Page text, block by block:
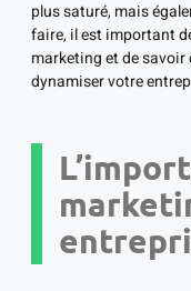
plus saturé, mais
faire, il est important
marketing et de
dynamiser votre